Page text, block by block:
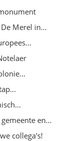
Merel in...
en...
collega's!